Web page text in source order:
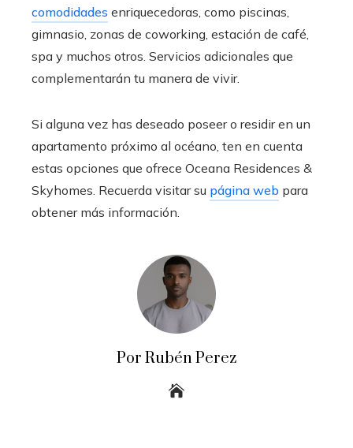
comodidades enriquecedoras, como piscinas,
gimnasio, zonas de coworking, estación de café,
spa y muchos otros. Servicios adicionales que
complementarán tu manera de vivir.
Si alguna vez has deseado poseer o residir en un
apartamento próximo al océano, ten en cuenta
estas opciones que ofrece Oceana Residences &
Skyhomes. Recuerda visitar su página web para
obtener más información.
Por Rubén Perez